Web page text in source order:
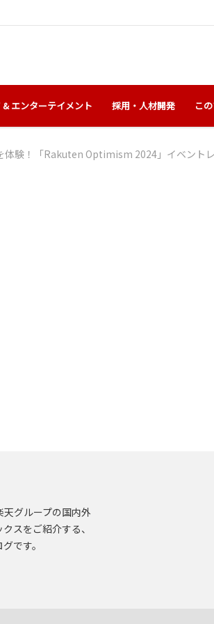
& エンターテイメント 採用・人材開発 こ
体験！「Rakuten Optimism 2024」イベント
グループの国内外
スをご紹介する、
です。